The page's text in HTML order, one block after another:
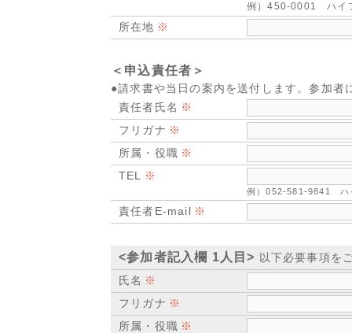
例）450-0001 ハイ
所在地
＜申込責任者＞
●請求書や当日の案内を送付します。参加者
責任者氏名
フリガナ
所属・役職
TEL
例）052-581-9841 ハ
責任者E-mail
<参加者記入欄 1人目> 以下必要事項を
氏名
フリガナ
所属・役職